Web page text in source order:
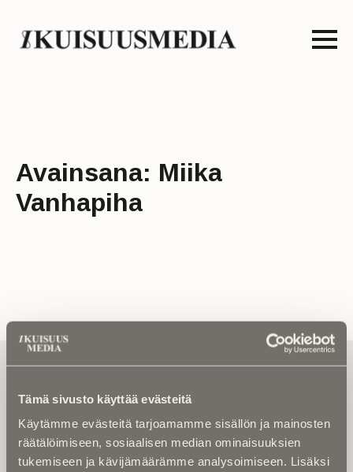
Tämä sivusto käyttää evästeitä
Käytämme evästeitä tarjoamamme sisällön ja mainosten
räätälöimiseen, sosiaalisen median ominaisuuksien
tukemiseen ja kävijämäärämme analysoimiseen. Lisäksi
Avainsana: Miika
Vanhapiha
Tilaa uutiskirje - Pääset heti parhaiden
Kirjoita alle sähköpostiosoitteesi niin saat kaksi kertaa
kuukaudessa Ikuisuusmedian uutiskirjeen ja varmistat,
etteivät kiinnostavat artikkelit jää huomaamatta.
Uutiskirje on maksuton eikä se velvoita mihinkään.